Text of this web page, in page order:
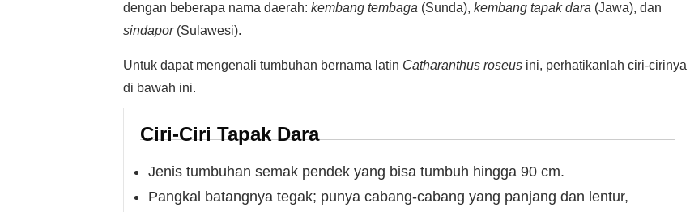
dengan beberapa nama daerah: kembang tembaga (Sunda), kembang tapak dara (Jawa), dan
sindapor(Sulawesi).
Untuk dapat mengenali tumbuhan bernama latin Catharanthus roseus ini, perhatikanlah ciri-cirinya
di bawah ini.
Ciri-Ciri Tapak Dara
Jenis tumbuhan semak pendek yang bisa tumbuh hingga 90 cm.
Pangkal batangnya tegak; punya cabang-cabang yang panjang dan lentur,